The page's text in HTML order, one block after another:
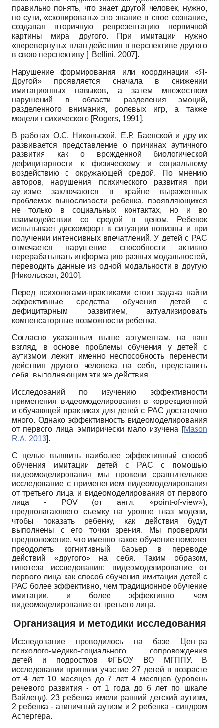
правильно понять, что знает другой человек, нужно,
по сути, «скопировать» это знание в свое сознание,
создавая вторичную репрезентацию первичной
картины мира другого. При имитации нужно
«перевернуть» план действия в перспективе другого
в свою перспективу [Bellini, 2007].
Нарушение формирования или координации «Я-
Другой» проявляется сначала в снижении
имитационных навыков, а затем множеством
нарушений в области разделения эмоций,
разделенного внимания, ролевых игр, а также
модели психического [Rogers, 1991].
В работах О.С. Никольской, Е.Р. Баенской и других
развивается представление о причинах аутичного
развития как о врожденной биологической
дефицитарности к физическому и социальному
воздействию с окружающей средой. По мнению
авторов, нарушения психического развития при
аутизме заключаются в крайне выраженных
проблемах выносливости ребенка, проявляющихся
не только в социальных контактах, но и во
взаимодействии со средой в целом. Ребенок
испытывает дискомфорт в ситуации новизны и при
получении интенсивных впечатлений. У детей с РАС
отмечается нарушение способности активно
перерабатывать информацию разных модальностей,
переводить данные из одной модальности в другую
[Никольская, 2010].
Перед психологами-практиками стоит задача найти
эффективные средства обучения детей с
дефицитарным развитием, актуализировать
компенсаторные возможности ребенка.
Согласно указанным выше аргументам, на наш
взгляд, в основе проблемы обучения у детей с
аутизмом лежит именно неспособность перенести
действия другого человека на себя, представить
себя, выполняющим эти же действия.
Исследований по изучению эффективности
применения видеомоделирования в коррекционной
и обучающей практиках для детей с РАС достаточно
много. Однако эффективность видеомоделирования
от первого лица эмпирически мало изучена [Mason
R.A, 2013].
С целью выявить наиболее эффективный способ
обучения имитации детей с РАС с помощью
видеомоделирования мы провели сравнительное
исследование с применением видеомоделирования
от третьего лица и видеомоделирования от первого
лица -
POV (от англ.«point-of-view»),
предполагающего съемку на уровне глаз модели,
чтобы показать ребенку, как действия будут
выполнены с его точки зрения. Мы проверяли
предположение, что именно такое обучение поможет
преодолеть когнитивный барьер в переводе
действий «другого» на себя. Таким образом,
гипотеза исследования: видеомоделирование от
первого лица как способ обучения имитации детей с
РАС более эффективно, чем традиционное обучение
имитации, и более эффективно, чем
видеомоделирование от третьего лица.
Организация и методики исследования
Исследование проводилось на базе Центра
психолого-медико-социального сопровождения
детей и подростков ФГБОУ ВО МГППУ. В
исследовании приняли участие 27 детей в возрасте
от 4 лет 10 месяцев до 7 лет 4 месяцев (уровень
речевого развития - от 1 года до 6 лет по шкале
Вайленд). 23 ребенка имели ранний детский аутизм,
2 ребенка - атипичный аутизм и 2 ребенка - синдром
Аспергера.